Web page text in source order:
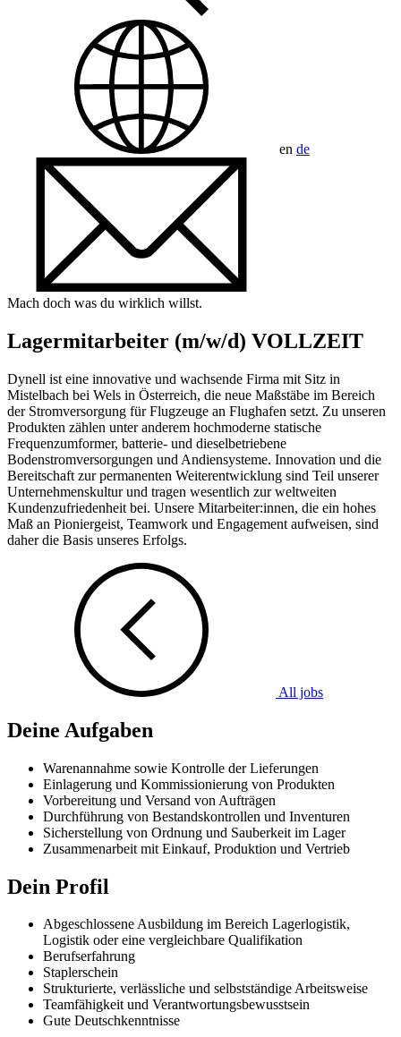
en de
Mach doch was du wirklich willst.
Lagermitarbeiter (m/w/d) VOLLZEIT
Dynell ist eine innovative und wachsende Firma mit Sitz in
Mistelbach bei Wels in Österreich, die neue Maßstäbe im Bereich
der Stromversorgung für Flugzeuge an Flughafen setzt. Zu unseren
Produkten zählen unter anderem hochmoderne statische
Frequenzumformer, batterie- und dieselbetriebene
Bodenstromversorgungen und Andiensysteme. Innovation und die
Bereitschaft zur permanenten Weiterentwicklung sind Teil unserer
Unternehmenskultur und tragen wesentlich zur weltweiten
Kundenzufriedenheit bei. Unsere Mitarbeiter:innen, die ein hohes
Maß an Pioniergeist, Teamwork und Engagement aufweisen, sind
daher die Basis unseres Erfolgs.
All jobs
Deine Aufgaben
Warenannahme sowie Kontrolle der Lieferungen
Einlagerung und Kommissionierung von Produkten
Vorbereitung und Versand von Aufträgen
Durchführung von Bestandskontrollen und Inventuren
Sicherstellung von Ordnung und Sauberkeit im Lager
Zusammenarbeit mit Einkauf, Produktion und Vertrieb
Dein Profil
Abgeschlossene Ausbildung im Bereich Lagerlogistik,
Logistik oder eine vergleichbare Qualifikation
Berufserfahrung
Staplerschein
Strukturierte, verlässliche und selbstständige Arbeitsweise
Teamfähigkeit und Verantwortungsbewusstsein
Gute Deutschkenntnisse